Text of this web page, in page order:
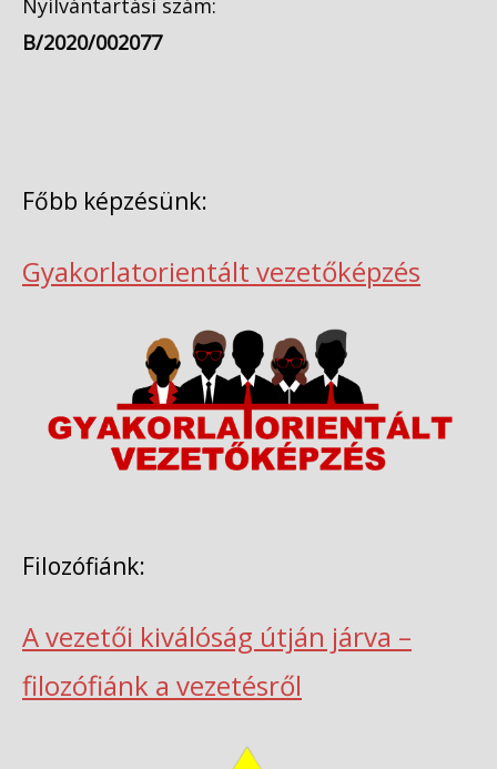
Nyilvántartási szám:
B/2020/002077
Főbb képzésünk:
Gyakorlatorientált vezetőképzés
Filozófiánk:
A vezetői kiválóság útján járva –
filozófiánk a vezetésről